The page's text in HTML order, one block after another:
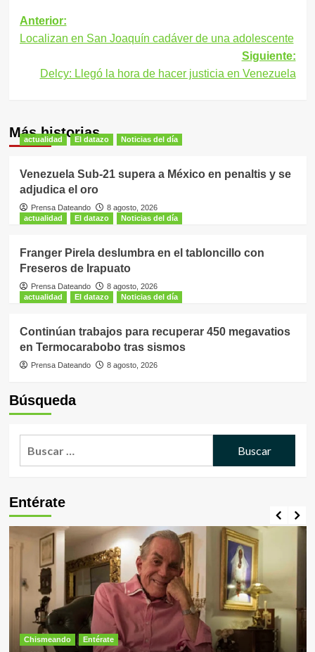
Navegación
de
entradas
Anterior:
Localizan en San Joaquín cadáver de una adolescente
Siguiente:
Delcy: Llegó la hora de hacer justicia en Venezuela
Más historias
actualidad El datazo Noticias del día
Venezuela Sub-21 supera a México en penaltis y se
adjudica el oro
Prensa Dateando
8 agosto, 2026
actualidad
El datazo Noticias del día
Franger Pirela deslumbra en el tabloncillo con
Freseros de Irapuato
Prensa Dateando
8 agosto, 2026
actualidad
El datazo Noticias del día
Continúan trabajos para recuperar 450 megavatios
en Termocarabobo tras sismos
Prensa Dateando 8 agosto, 2026
Búsqueda
Entérate
Chismeando Entérate